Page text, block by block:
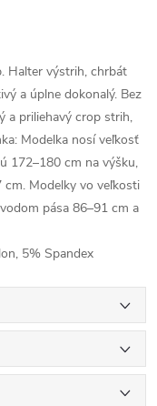
Halter výstrih, chrbát
a úplne dokonalý. Bez
a priliehavý crop strih,
Modelka nosí veľkosť
172–180 cm na výšku,
Modelky vo veľkosti
pása 86–91 cm a
5% Spandex